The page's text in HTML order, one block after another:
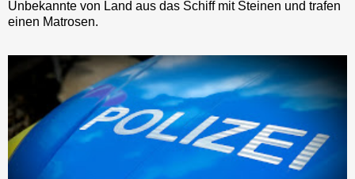
Unbekannte von Land aus das Schiff mit Steinen und trafen
einen Matrosen.